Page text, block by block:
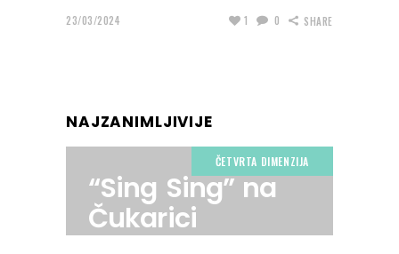
23/03/2024 1 0 SHARE
NAJZANIMLJIVIJE
ČETVRTA DIMENZIJA
“Sing Sing” na
Čukarici